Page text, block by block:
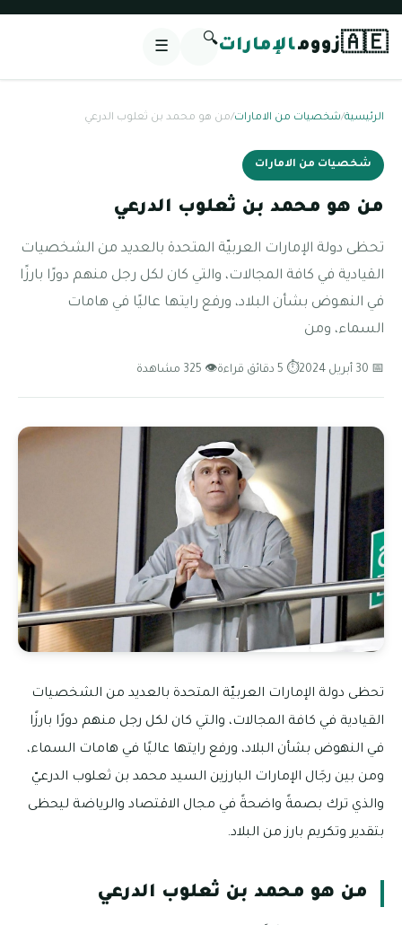
🇦🇪زوومالإمارات🔍
☰
الرئيسية/شخصيات من الامارات/من هو محمد بن ثعلوب الدرعي
شخصيات من الامارات
من هو محمد بن ثعلوب الدرعي
تحظى دولة الإمارات العربيّة المتحدة بالعديد من الشخصيات
القيادية في كافة المجالات، والتي كان لكل رجل منهم دورًا بارزًا
في النهوض بشأن البلاد، ورفع رايتها عاليًا في هامات
السماء، ومن
📅 30 أبريل 2024 ⏱ 5 دقائق قراءة 👁 325 مشاهدة
تحظى دولة الإمارات العربيّة المتحدة بالعديد من الشخصيات
القيادية في كافة المجالات، والتي كان لكل رجل منهم دورًا بارزًا
في النهوض بشأن البلاد، ورفع رايتها عاليًا في هامات السماء،
ومن بين رجَال الإمارات البارزين السيد محمد بن ثعلوب الدرعيّ
والذي ترك بصمةً واضحةً في مجال الاقتصاد والرياضة ليحظى
بتقدير وتكريم بارز من البلاد.
من هو محمد بن ثعلوب الدرعي